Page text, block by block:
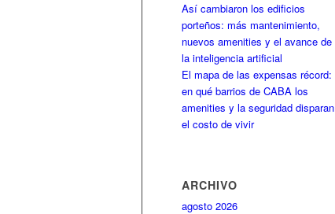
Así cambiaron los edificios
porteños: más mantenimiento,
nuevos amenities y el avance de
la inteligencia artificial
El mapa de las expensas récord:
en qué barrios de CABA los
amenities y la seguridad disparan
el costo de vivir
ARCHIVO
agosto 2026